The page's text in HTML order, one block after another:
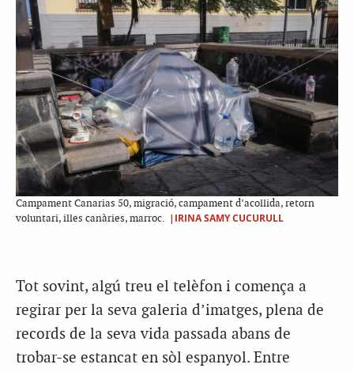
Campament Canarias 50, migració, campament d’acollida, retorn
voluntari, illes canàries, marroc. |IRINA SAMY CUCURULL
Tot sovint, algú treu el telèfon i comença a
regirar per la seva galeria d’imatges, plena de
records de la seva vida passada abans de
trobar-se estancat en sòl espanyol. Entre